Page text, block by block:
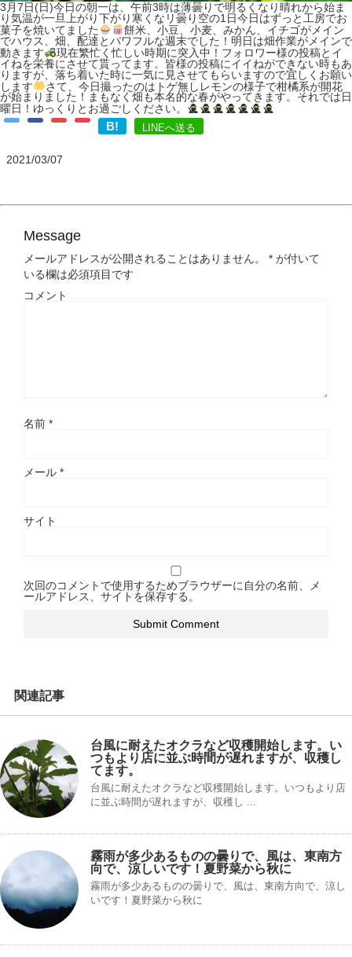
3月7日(日)今日の朝一は、午前3時は薄曇りで明るくなり晴れから始ま
り気温が一旦上がり下がり寒くなリ曇り空の1日今日はずっと工房でお
菓子を焼いてました
餅米、小豆、小麦、みかん、イチゴがメイン
でハウス、畑、配達とパワフルな週末でした！明日は畑作業がメインで
動きます
現在繁忙く忙しい時期に突入中！フォロワー様の投稿とイ
イねを栄養にさせて貰ってます。皆様の投稿にイイねができない時もあ
りますが、落ち着いた時に一気に見させてもらいますので宜しくお願い
します
さて、今日撮ったのはトゲ無しレモンの様子で柑橘系が開花
が始まりました！まもなく畑も本名的な春がやってきます。それでは日
曜日！ゆっくりとお過ごしください。
B! LINEへ送る
2021/03/07
Message
メールアドレスが公開されることはありません。 * が付いて
いる欄は必須項目です
コメント
名前 *
メール *
サイト
次回のコメントで使用するためブラウザーに自分の名前、メ
ールアドレス、サイトを保存する。
関連記事
台風に耐えたオクラなど収穫開始します。い
つもより店に並ぶ時間が遅れますが、収穫し
てます。
台風に耐えたオクラなど収穫開始します。いつもより店
に並ぶ時間が遅れますが、収穫し ...
霧雨が多少あるものの曇りで、風は、東南方
向で、涼しいです！夏野菜から秋に
霧雨が多少あるものの曇りで、風は、東南方向で、涼し
いです！夏野菜から秋に